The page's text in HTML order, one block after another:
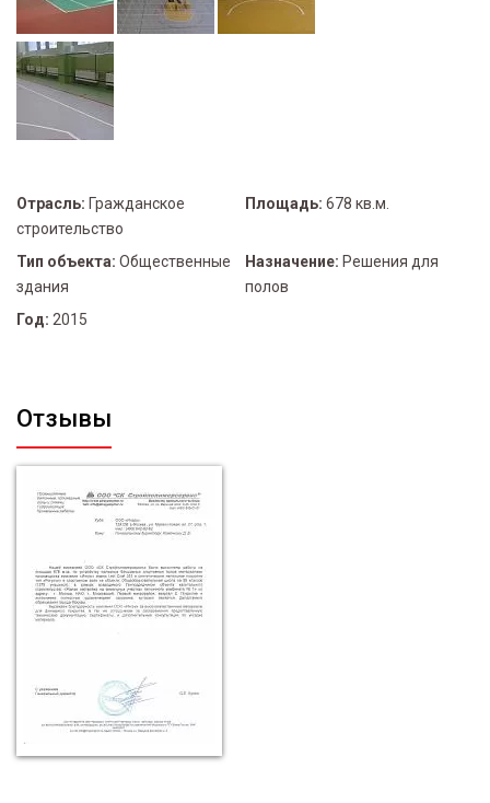
Отрасль: Гражданское
строительство
Площадь: 678 кв.м.
Тип объекта: Общественные
здания
Назначение: Решения для
полов
Год: 2015
Отзывы